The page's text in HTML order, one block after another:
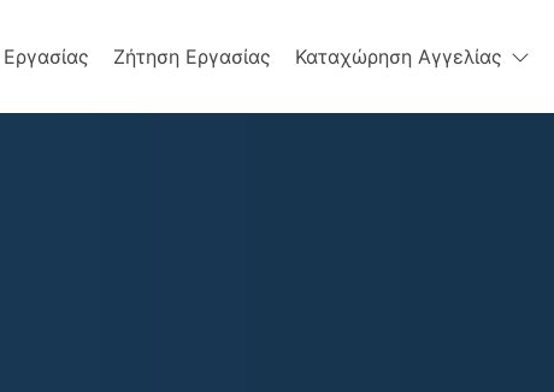
Ζήτηση Εργασίας Καταχώρηση Αγγελίας